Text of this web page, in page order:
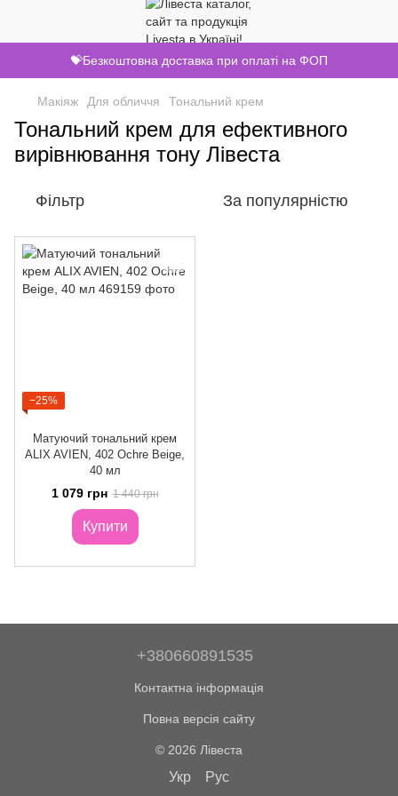
💝Безкоштовна доставка при оплаті на ФОП
Макіяж Для обличчя Тональний крем
Тональний крем для ефективного
вирівнювання тону Лівеста
Фільтр За популярністю
−25%
Матуючий тональний крем
ALIX AVIEN, 402 Ochre Beige,
40 мл
1 079 грн 1 440 грн
Купити
+380660891535
Контактна інформація
Повна версія сайту
© 2026 Лівеста
Укр Рус